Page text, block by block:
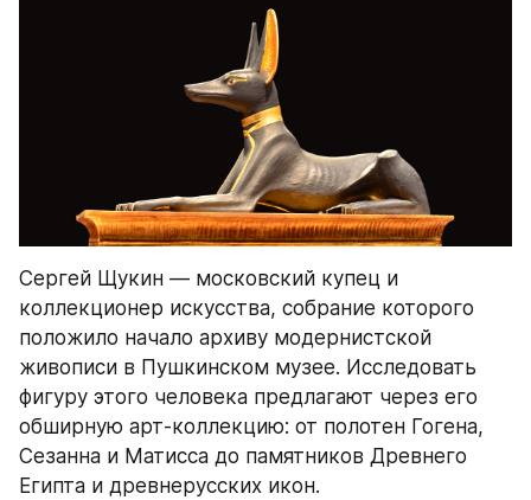
Сергей Щукин — московский купец и
коллекционер искусства, собрание которого
положило начало архиву модернистской
живописи в Пушкинском музее. Исследовать
фигуру этого человека предлагают через его
обширную арт-коллекцию: от полотен Гогена,
Сезанна и Матисса до памятников Древнего
Египта и древнерусских икон.